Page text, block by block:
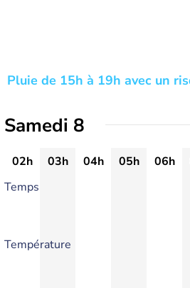
Pluie de 15h à 19h avec un
Samedi 8
02h 03h 04h 05h 06h
Temps
Température